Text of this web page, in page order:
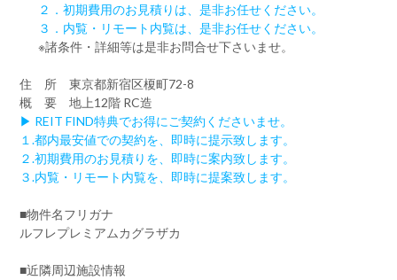
２．初期費用のお見積りは、是非お任せください。
３．内覧・リモート内覧は、是非お任せください。
※諸条件・詳細等は是非お問合せ下さいませ。
住 所 東京都新宿区榎町72-8
概 要 地上12階 RC造
▶ REIT FIND特典でお得にご契約くださいませ。
１.都内最安値での契約を、即時に提示致します。
２.初期費用のお見積りを、即時に案内致します。
３.内覧・リモート内覧を、即時に提案致します。
■物件名フリガナ
ルフレプレミアムカグラザカ
■近隣周辺施設情報